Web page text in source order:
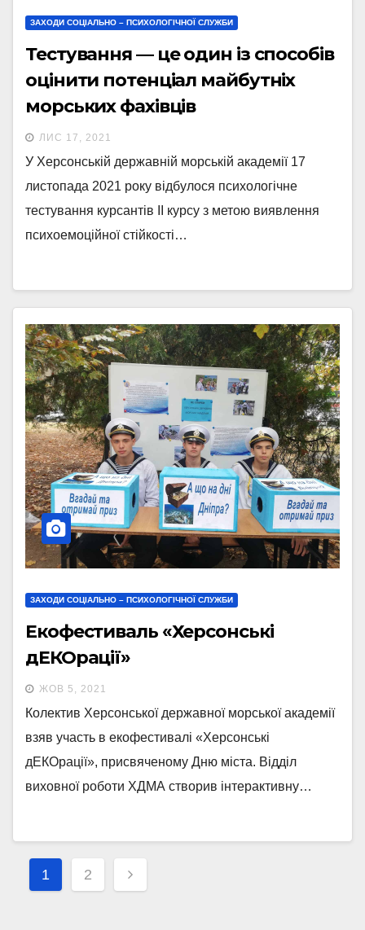
ЗАХОДИ СОЦІАЛЬНО – ПСИХОЛОГІЧНОЇ СЛУЖБИ
Тестування — це один із способів
оцінити потенціал майбутніх
морських фахівців
ЛИС 17, 2021
У Херсонській державній морській академії 17
листопада 2021 року відбулося психологічне
тестування курсантів ІІ курсу з метою виявлення
психоемоційної стійкості…
ЗАХОДИ СОЦІАЛЬНО – ПСИХОЛОГІЧНОЇ СЛУЖБИ
Екофестиваль «Херсонські
дЕКОрації»
ЖОВ 5, 2021
Колектив Херсонської державної морської академії
взяв участь в екофестивалі «Херсонські
дЕКОрації», присвяченому Дню міста. Відділ
виховної роботи ХДМА створив інтерактивну…
Навігація
записів
1 2